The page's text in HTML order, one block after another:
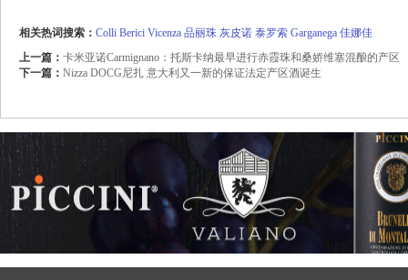
相关热词搜索： Colli Berici Vicenza 品丽珠 灰皮诺 泰罗索 Garganega 佳娜佳
上一篇： 卡米亚诺Carmignano：托斯卡纳最早进行赤霞珠和桑娇维塞混酿的产区
下一篇： Nizza DOCG尼扎 意大利又一新的保证法定产区酒诞生